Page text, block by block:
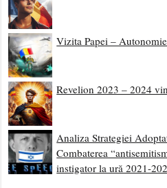
Vizita Papei –
Revelion 2023 – 2024
Analiza Strategiei
Combaterea
instigator la ură 2021-